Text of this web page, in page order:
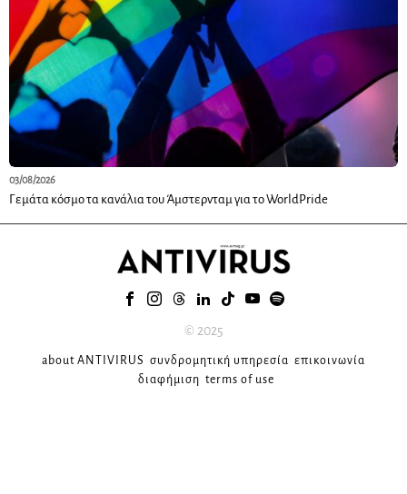
03/08/2026
Γεμάτα κόσμο τα κανάλια του Άμστερνταμ για το WorldPride
© 2025
about ANTIVIRUS συνδρομητική υπηρεσία επικοινωνία
διαφήμιση terms of use